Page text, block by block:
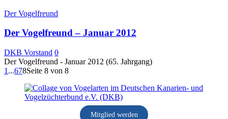
Der Vogelfreund
Der Vogelfreund – Januar 2012
DKB Vorstand 0
Der Vogelfreund - Januar 2012 (65. Jahrgang)
1 ...678Seite 8 von 8
Mitglied werden